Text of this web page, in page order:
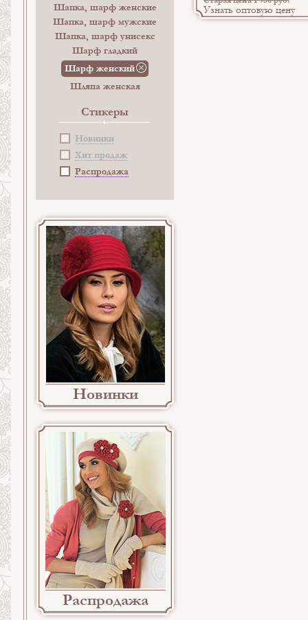
Шапка, шарф женские
Шапка, шарф мужские
Шапка, шарф унисекс
Шарф гладкий
Шарф женский
Шляпа женская
Стикеры
Новинки
Хит продаж
Распродажа
Новинки
Распродажа
Узнать оптовую цену